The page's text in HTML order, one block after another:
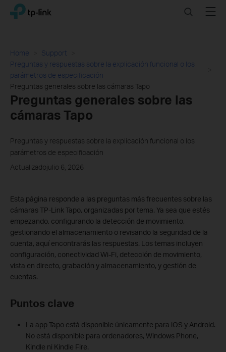
Click
navigation
TP-Link, Reliably Smart SearchMenu
Home
Support
Preguntas y respuestas sobre la explicación funcional o los
parámetros de especificación
Preguntas generales sobre las cámaras Tapo
Preguntas generales sobre las
cámaras Tapo
Preguntas y respuestas sobre la explicación funcional o los
parámetros de especificación
Actualizadojulio 6, 2026
Esta página responde a las preguntas más frecuentes sobre las
cámaras TP-Link Tapo, organizadas por tema. Ya sea que estés
empezando, configurando la detección de movimiento,
gestionando el almacenamiento o revisando la seguridad de la
cuenta, aquí encontrarás las respuestas. Los temas incluyen
configuración, conectividad Wi-Fi, detección de movimiento,
vista en directo, grabación y almacenamiento, y gestión de
cuentas.
Puntos clave
La app Tapo está disponible únicamente para iOS y Android.
No está disponible para ordenadores, Windows Phone,
Kindle ni Kindle Fire.